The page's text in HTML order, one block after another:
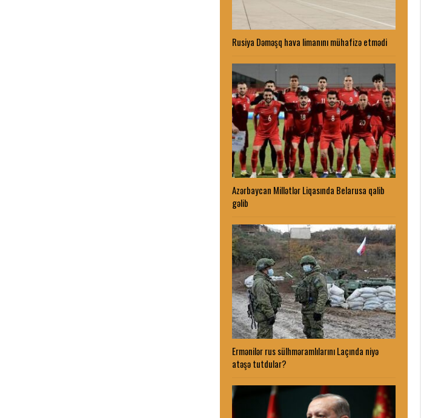
Rusiya Dəməşq hava limanını mühafizə etmədi
Azərbaycan Millətlər Liqasında Belarusa qalib
gəlib
Ermənilər rus sülhməramlılarını Laçında niyə
atəşə tutdular?